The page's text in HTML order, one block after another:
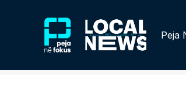
Peja